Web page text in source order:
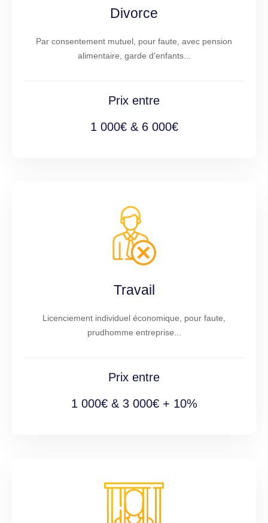
Divorce
Par consentement mutuel, pour faute, avec pension
alimentaire, garde d'enfants...
Prix entre
1 000€ & 6 000€
Travail
Licenciement individuel économique, pour faute,
prudhomme entreprise...
Prix entre
1 000€ & 3 000€ + 10%